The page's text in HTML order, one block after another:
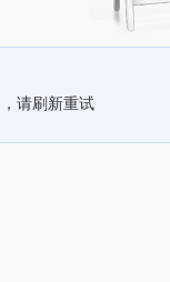
请刷新重试